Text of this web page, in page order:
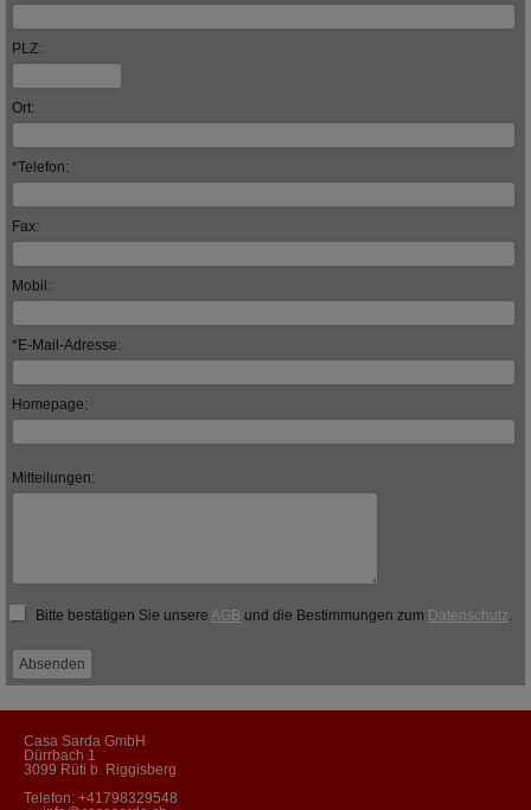
PLZ:
Ort:
*Telefon:
Fax:
Mobil:
*E-Mail-Adresse:
Homepage:
Mitteilungen:
Bitte bestätigen Sie unsereAGB und die Bestimmungen zum Datenschutz.
Casa Sarda GmbH
Dürrbach 1
3099 Rüti b. Riggisberg
Telefon: +41798329548